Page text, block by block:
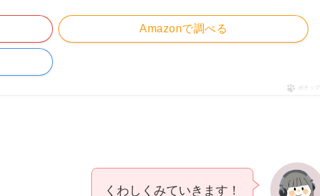
Amazonで調べる
ポチップ
くわしくみていきます！